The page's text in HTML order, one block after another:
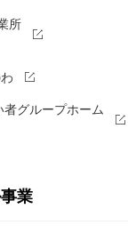
所
グループホーム
業